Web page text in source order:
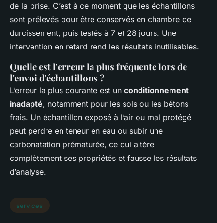
de la prise. C’est à ce moment que les échantillons
sont prélevés pour être conservés en chambre de
durcissement, puis testés à 7 et 28 jours. Une
intervention en retard rend les résultats inutilisables.
Quelle est l'erreur la plus fréquente lors de
l'envoi d'échantillons ?
L’erreur la plus courante est un conditionnement
inadapté, notamment pour les sols ou les bétons
frais. Un échantillon exposé à l’air ou mal protégé
peut perdre en teneur en eau ou subir une
carbonatation prématurée, ce qui altère
complètement ses propriétés et fausse les résultats
d’analyse.
services